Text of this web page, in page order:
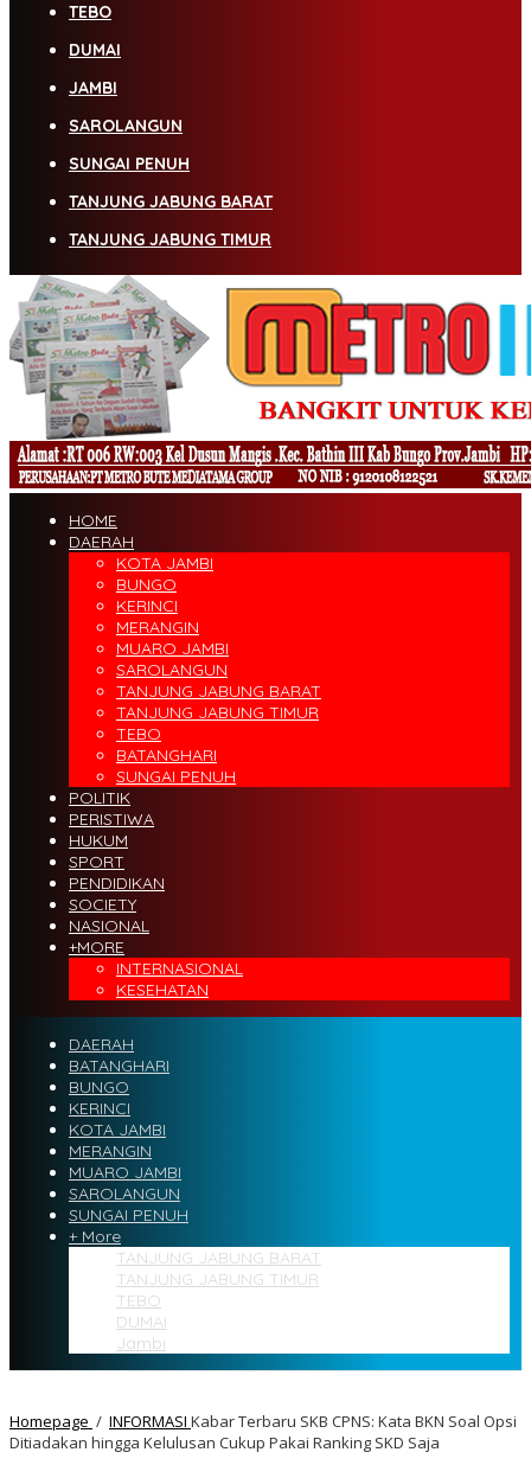
TEBO
DUMAI
JAMBI
SAROLANGUN
SUNGAI PENUH
TANJUNG JABUNG BARAT
TANJUNG JABUNG TIMUR
HOME
DAERAH
KOTA JAMBI
BUNGO
KERINCI
MERANGIN
MUARO JAMBI
SAROLANGUN
TANJUNG JABUNG BARAT
TANJUNG JABUNG TIMUR
TEBO
BATANGHARI
SUNGAI PENUH
POLITIK
PERISTIWA
HUKUM
SPORT
PENDIDIKAN
SOCIETY
NASIONAL
+MORE
INTERNASIONAL
KESEHATAN
DAERAH
BATANGHARI
BUNGO
KERINCI
KOTA JAMBI
MERANGIN
MUARO JAMBI
SAROLANGUN
SUNGAI PENUH
+ More
TANJUNG JABUNG BARAT
TANJUNG JABUNG TIMUR
TEBO
DUMAI
Jambi
Homepage / INFORMASI Kabar Terbaru SKB CPNS: Kata BKN Soal Opsi
Ditiadakan hingga Kelulusan Cukup Pakai Ranking SKD Saja